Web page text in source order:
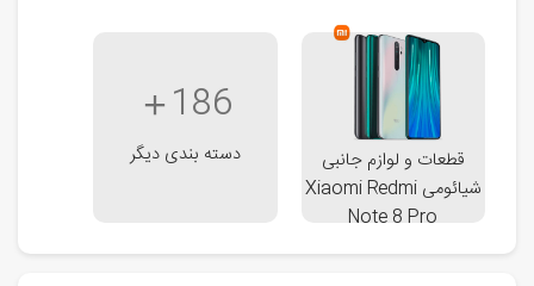
قطعات و لوازم جانبی
شیائومی Xiaomi Redmi
Note 8 Pro
186
دسته بندی دیگر